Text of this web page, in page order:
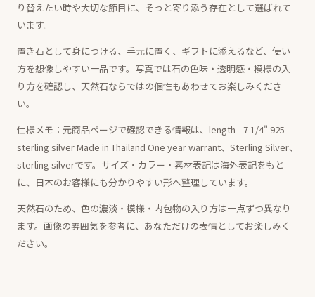
り替えたい時や大切な節目に、そっと寄り添う存在として選ばれて
います。
置き石として身につける、手元に置く、ギフトに添えるなど、使い
方を想像しやすい一品です。写真では石の色味・透明感・模様の入
り方を確認し、天然石ならではの個性もあわせてお楽しみくださ
い。
仕様メモ：元商品ページで確認できる情報は、length - 7 1/4" 925
sterling silver Made in Thailand One year warrant、Sterling Silver、
sterling silverです。サイズ・カラー・素材表記は海外表記をもと
に、日本のお客様にも分かりやすい形へ整理しています。
天然石のため、色の濃淡・模様・内包物の入り方は一点ずつ異なり
ます。画像の雰囲気を参考に、あなただけの表情としてお楽しみく
ださい。